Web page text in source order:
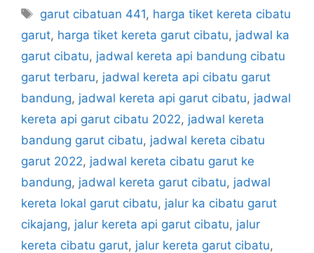
Tags
garut cibatuan 441, harga tiket kereta cibatu
garut, harga tiket kereta garut cibatu, jadwal ka
garut cibatu, jadwal kereta api bandung cibatu
garut terbaru, jadwal kereta api cibatu garut
bandung, jadwal kereta api garut cibatu, jadwal
kereta api garut cibatu 2022, jadwal kereta
bandung garut cibatu, jadwal kereta cibatu
garut 2022, jadwal kereta cibatu garut ke
bandung, jadwal kereta garut cibatu, jadwal
kereta lokal garut cibatu, jalur ka cibatu garut
cikajang, jalur kereta api garut cibatu, jalur
kereta cibatu garut, jalur kereta garut cibatu,